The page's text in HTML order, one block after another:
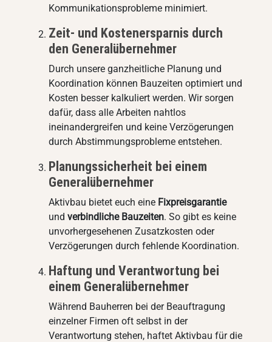
Kommunikationsprobleme minimiert.
Zeit- und Kostenersparnis durch
den Generalübernehmer
Durch unsere ganzheitliche Planung und
Koordination können Bauzeiten optimiert und
Kosten besser kalkuliert werden. Wir sorgen
dafür, dass alle Arbeiten nahtlos
ineinandergreifen und keine Verzögerungen
durch Abstimmungsprobleme entstehen.
Planungssicherheit bei einem
Generalübernehmer
Aktivbau bietet euch eine Fixpreisgarantie
und verbindliche Bauzeiten. So gibt es keine
unvorhergesehenen Zusatzkosten oder
Verzögerungen durch fehlende Koordination.
Haftung und Verantwortung bei
einem Generalübernehmer
Während Bauherren bei der Beauftragung
einzelner Firmen oft selbst in der
Verantwortung stehen, haftet Aktivbau für die